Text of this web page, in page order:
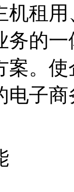
机租
务的
案。
电子